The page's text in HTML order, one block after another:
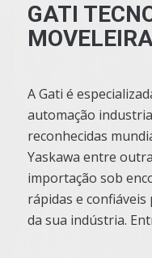
GATI
A Gati é
automação
reconhecidas
Yaskawa entre
importação sob
rápidas e confiáveis
da sua indústria.